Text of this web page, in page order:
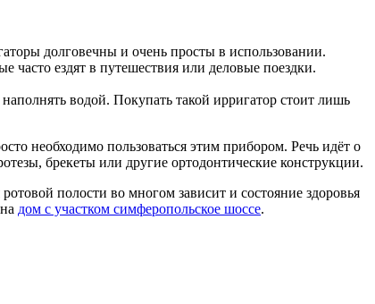
долговечны и очень просты в использовании.
часто ездят в путешествия или деловые поездки.
водой. Покупать такой ирригатор стоит лишь
необходимо пользоваться этим прибором. Речь идёт о
брекеты или другие ортодонтические конструкции.
полости во многом зависит и состояние здоровья
дом с участком симферопольское шоссе.